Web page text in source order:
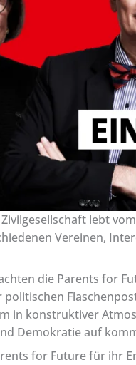
lebt
Vereinen,
die Parents for
in konstruktiver
Demokratie auf
for Future für ihr